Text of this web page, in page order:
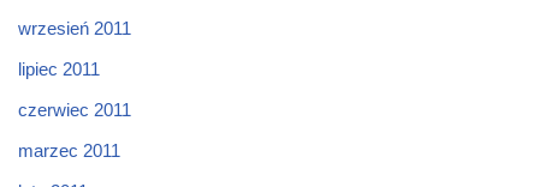
wrzesień 2011
lipiec 2011
czerwiec 2011
marzec 2011